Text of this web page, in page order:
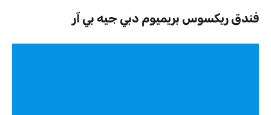
فندق ريكسوس بريميوم دبي جيه بي آر